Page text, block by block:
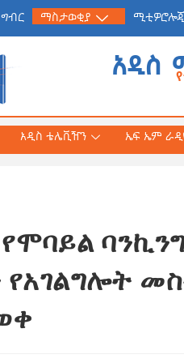
ማስታወቂያ ሚቲዎሮሎጂ
አዲስ
አዲስ ቴሌቪዥን
የጠቅላይ ሚኒስትር ዐቢይ
«መደመር» መጽሐፍ
ለንባብ ይበቃል
ኤፍ ኤም